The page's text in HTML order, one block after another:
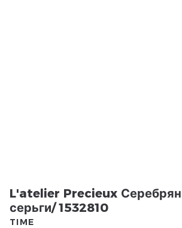
L'atelier Precieux
серьги/ 1532810
TIME